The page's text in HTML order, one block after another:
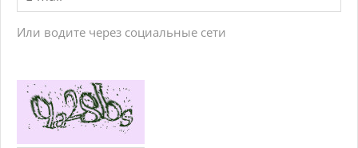
Или водите через социальные сети